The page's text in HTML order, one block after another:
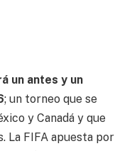
un antes y un
; un torneo que se
y Canadá y que
La FIFA apuesta por